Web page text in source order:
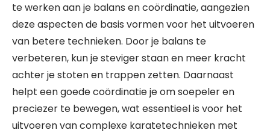
te werken aan je balans en coördinatie, aangezien
deze aspecten de basis vormen voor het uitvoeren
van betere technieken. Door je balans te
verbeteren, kun je steviger staan en meer kracht
achter je stoten en trappen zetten. Daarnaast
helpt een goede coördinatie je om soepeler en
preciezer te bewegen, wat essentieel is voor het
uitvoeren van complexe karatetechnieken met